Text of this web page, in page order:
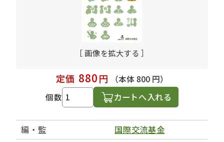
［ 画像を拡大する ］
定価 880円
（本体 800 円）
個数
カートへ入れる
編・監
国際交流基金